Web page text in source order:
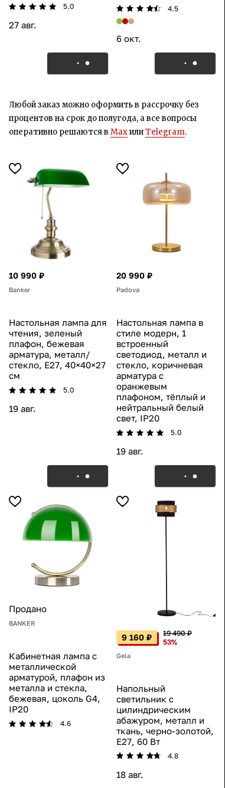
5.0
27 авг.
4.5
6 окт.
Любой заказ можно оформить в рассрочку без
процентов на срок до полугода, а все вопросы
оперативно решаются в MaxилиTelegram.
10 990 ₽
Banker
Настольная лампа для
чтения, зеленый
плафон, бежевая
арматура, металл/
стекло, E27, 40×40×27
см
5.0
19 авг.
20 990 ₽
Padova
Настольная лампа в
стиле модерн, 1
встроенный
светодиод, металл и
стекло, коричневая
арматура с
оранжевым
плафоном, тёплый и
нейтральный белый
свет, IP20
5.0
19 авг.
Продано
BANKER
Кабинетная лампа с
металлической
арматурой, плафон из
металла и стекла,
бежевая, цоколь G4,
IP20
4.6
9 160 ₽
19 490 ₽
53%
Gela
Напольный
светильник с
цилиндрическим
абажуром, металл и
ткань, черно-золотой,
E27, 60 Вт
4.8
18 авг.